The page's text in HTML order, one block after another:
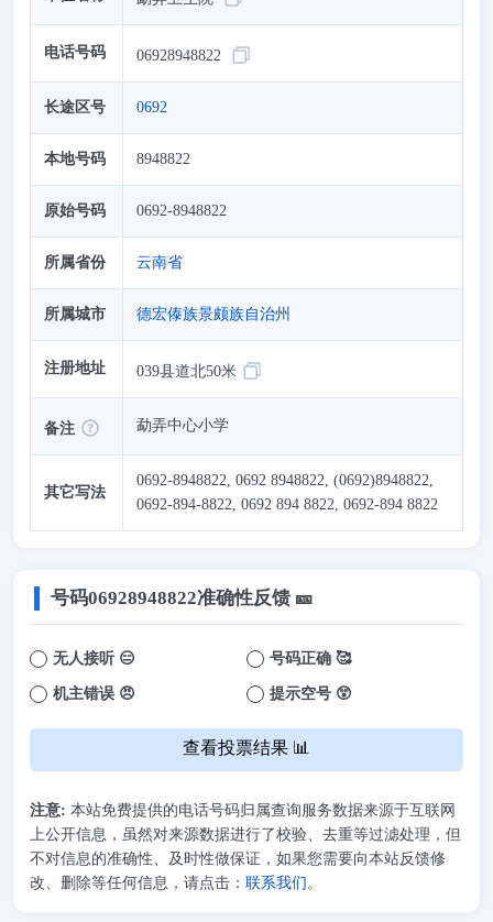
电话号码 06928948822
长途区号 0692
本地号码 8948822
原始号码 0692-8948822
所属省份 云南省
所属城市 德宏傣族景颇族自治州
注册地址 039县道北50米
备注 勐弄中心小学
其它写法
0692-8948822, 0692 8948822, (0692)8948822,
0692-894-8822, 0692 894 8822, 0692-894 8822
号码06928948822准确性反馈 🎫
无人接听 😑 号码正确 🥰
机主错误 😠 提示空号 😲
查看投票结果 📊
注意: 本站免费提供的电话号码归属查询服务数据来源于互联网
上公开信息，虽然对来源数据进行了校验、去重等过滤处理，但
不对信息的准确性、及时性做保证，如果您需要向本站反馈修
改、删除等任何信息，请点击： 联系我们 。